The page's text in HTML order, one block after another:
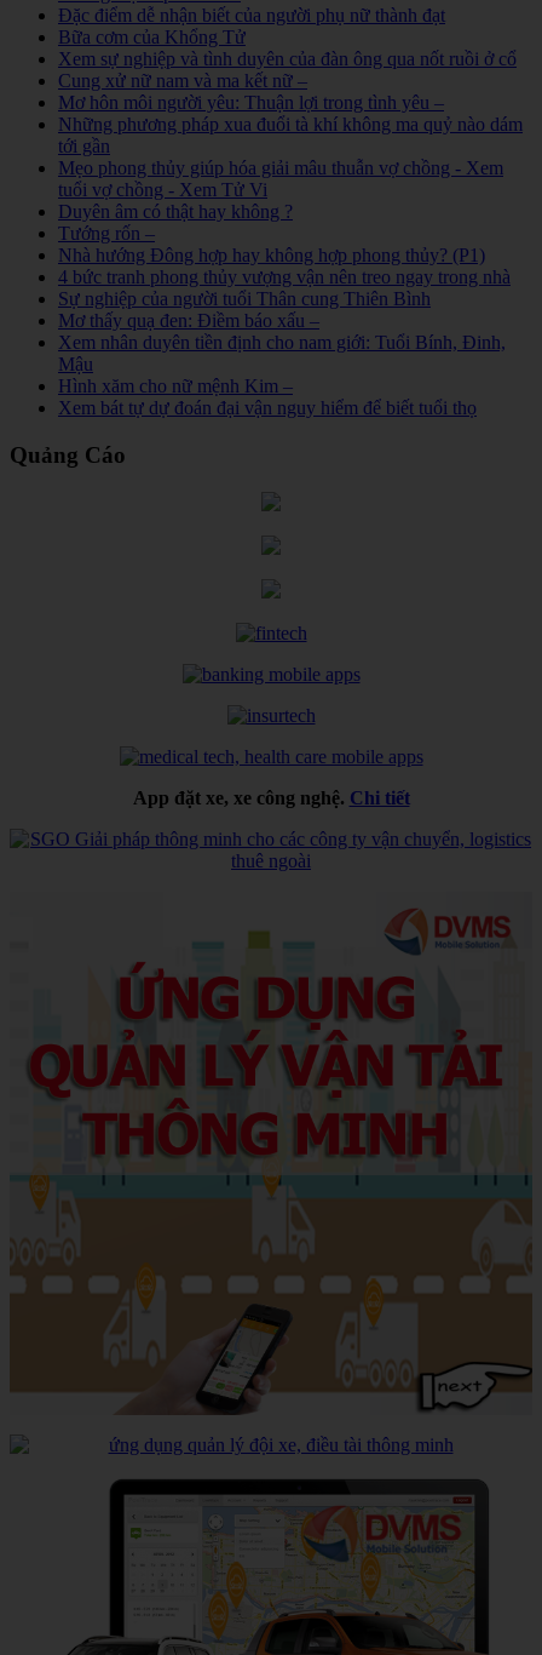
Đặc điểm dễ nhận biết của người phụ nữ thành đạt
Bữa cơm của Khổng Tử
Xem sự nghiệp và tình duyên của đàn ông qua nốt ruồi ở cổ
Cung xử nữ nam và ma kết nữ –
Mơ hôn môi người yêu: Thuận lợi trong tình yêu –
Những phương pháp xua đuổi tà khí không ma quỷ nào dám
tới gần
Mẹo phong thủy giúp hóa giải mâu thuẫn vợ chồng - Xem
tuổi vợ chồng - Xem Tử Vi
Duyên âm có thật hay không ?
Tướng rốn –
Nhà hướng Đông hợp hay không hợp phong thủy? (P1)
4 bức tranh phong thủy vượng vận nên treo ngay trong nhà
Sự nghiệp của người tuổi Thân cung Thiên Bình
Mơ thấy quạ đen: Điềm báo xấu –
Xem nhân duyên tiền định cho nam giới: Tuổi Bính, Đinh,
Mậu
Hình xăm cho nữ mệnh Kim –
Xem bát tự dự đoán đại vận nguy hiểm để biết tuổi thọ
Quảng Cáo
App đặt xe, xe công nghệ. Chi tiết